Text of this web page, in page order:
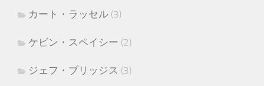
カート・ラッセル (3)
ケビン・スペイシー (2)
ジェフ・ブリッジス (3)